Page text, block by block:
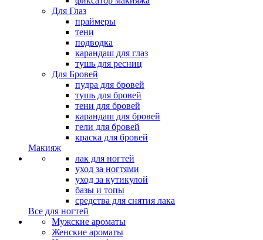
Для Глаз
праймеры
тени
подводка
карандаш для глаз
тушь для ресниц
Для Бровей
пудра для бровей
тушь для бровей
тени для бровей
карандаш для бровей
гели для бровей
краска для бровей
Макияж
лак для ногтей
уход за ногтями
уход за кутикулой
базы и топы
средства для снятия лака
Все для ногтей
Мужские ароматы
Женские ароматы